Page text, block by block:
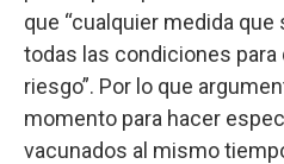
que “cualquier medida
todas las condiciones para
riesgo”. Por lo que
momento para hacer
vacunados al mismo